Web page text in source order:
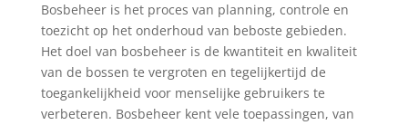
Bosbeheer is het proces van planning, controle en
toezicht op het onderhoud van beboste gebieden.
Het doel van bosbeheer is de kwantiteit en kwaliteit
van de bossen te vergroten en tegelijkertijd de
toegankelijkheid voor menselijke gebruikers te
verbeteren. Bosbeheer kent vele toepassingen, van